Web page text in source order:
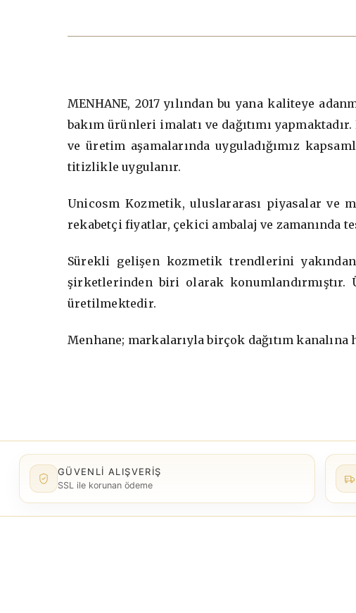
MENHANE, 2017 yılından bu yana kaliteye
bakım ürünleri imalatı ve dağıtımı
ve üretim aşamalarında uyguladığımız
titizlikle uygulanır.
Unicosm Kozmetik, uluslararası piyasalar ve
rekabetçi fiyatlar, çekici ambalaj ve
Sürekli gelişen kozmetik trendlerini
şirketlerinden biri olarak
üretilmektedir.
Menhane; markalarıyla birçok dağıtım
GÜVENLI ALIŞVERIŞ
SSL ile korunan ödeme